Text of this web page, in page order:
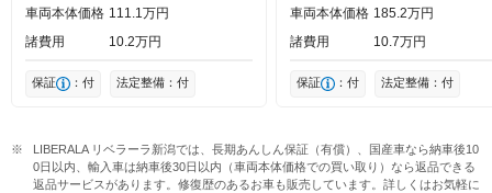
車両本体価格 111 1万円
諸費用
10 2万円
保証 ：付 法定整備：付
車両本体価格 185 2万円
諸費用
10 7万円
保証 ：付 法定整備：付
LIBERALA リベラーラ新潟では、長期あんしん保証（有償）、国産車なら納車後10
0日以内、輸入車は納車後30日以内（車両本体価格での買い取り）なら返品できる
返品サービスがあります。修復歴のあるお車も販売しています。詳しくはお気軽に